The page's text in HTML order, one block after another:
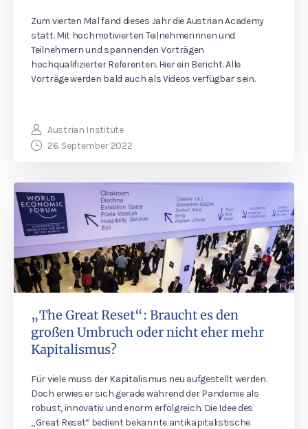
Zum vierten Mal fand dieses Jahr die Austrian Academy
statt. Mit hochmotivierten Teilnehmerinnen und
Teilnehmern und spannenden Vorträgen
hochqualifizierter Referenten. Hier ein Bericht. Alle
Vorträge werden bald auch als Videos verfügbar sein.
Austrian Institute
26. September 2022
„The Great Reset“: Braucht es den
großen Umbruch oder nicht eher mehr
Kapitalismus?
Für viele muss der Kapitalismus neu aufgestellt werden.
Doch erwies er sich gerade während der Pandemie als
robust, innovativ und enorm erfolgreich. Die Idee des
„Great Reset“ bedient bekannte antikapitalistische